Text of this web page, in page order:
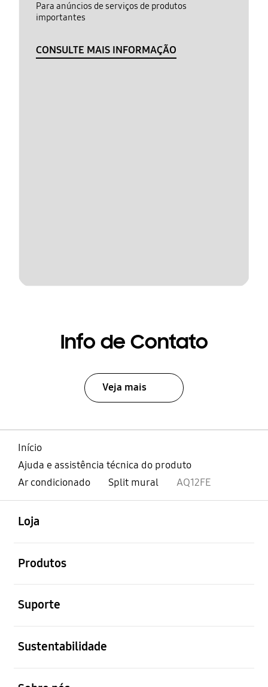
Para anúncios de serviços de produtos
importantes
CONSULTE MAIS INFORMAÇÃO
Info de Contato
Veja mais
Início
Ajuda e assistência técnica do produto
Ar condicionado
Split mural AQ12FE
Loja
Produtos
Suporte
Sustentabilidade